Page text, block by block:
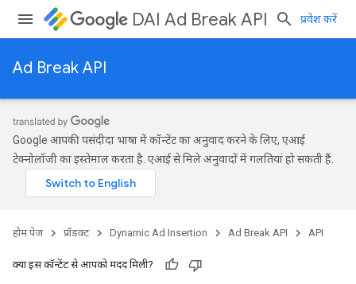
DAI Ad Break API प्रवेश करें
Ad Break API
Google आपकी पसंदीदा भाषा में कॉन्टेंट का अनुवाद करने के लिए, एआई
टेक्नोलॉजी का इस्तेमाल करता है. एआई से मिले अनुवादों में गलतियां हो सकती हैं.
होम पेज प्रॉडक्ट Dynamic Ad Insertion Ad Break API API
क्या इस कॉन्टेंट से आपको मदद मिली?